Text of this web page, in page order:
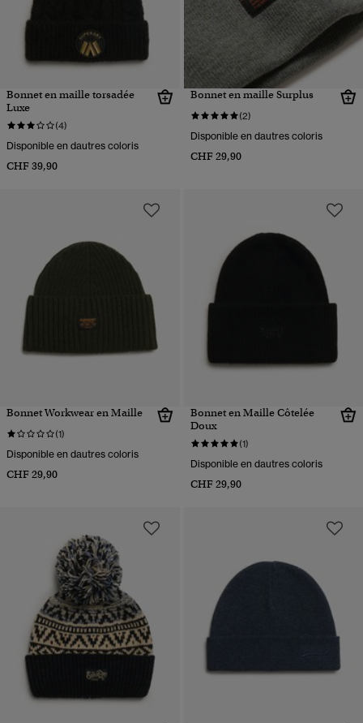
Bonnet en maille torsadée
Luxe
(4)
Disponible en dautres coloris
CHF 39,90
Bonnet en maille Surplus
(2)
Disponible en dautres coloris
CHF 29,90
Bonnet Workwear en Maille
(1)
Disponible en dautres coloris
CHF 29,90
Bonnet en Maille Côtelée
Doux
(1)
Disponible en dautres coloris
CHF 29,90